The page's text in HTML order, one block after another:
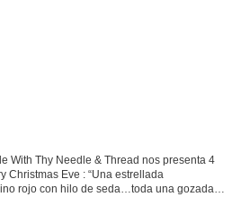
With Thy Needle & Thread nos presenta 4
Christmas Eve : “Una estrellada
rojo con hilo de seda…toda una gozada